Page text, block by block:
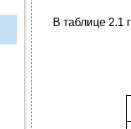
В таблице 2.1